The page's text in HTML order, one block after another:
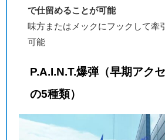
で仕留めることが可能
味方またはメックにフックして牽
可能
P.A.I.N.T.爆弾（早期アク
の5種類）